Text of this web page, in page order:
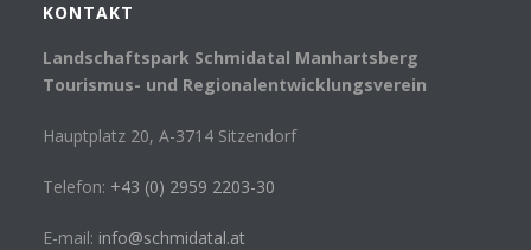
KONTAKT
Landschaftspark Schmidatal Manhartsberg
Tourismus- und Regionalentwicklungsverein
Hauptplatz 20, A-3714 Sitzendorf
Telefon: +43 (0) 2959 2203-30
E-mail: info@schmidatal.at